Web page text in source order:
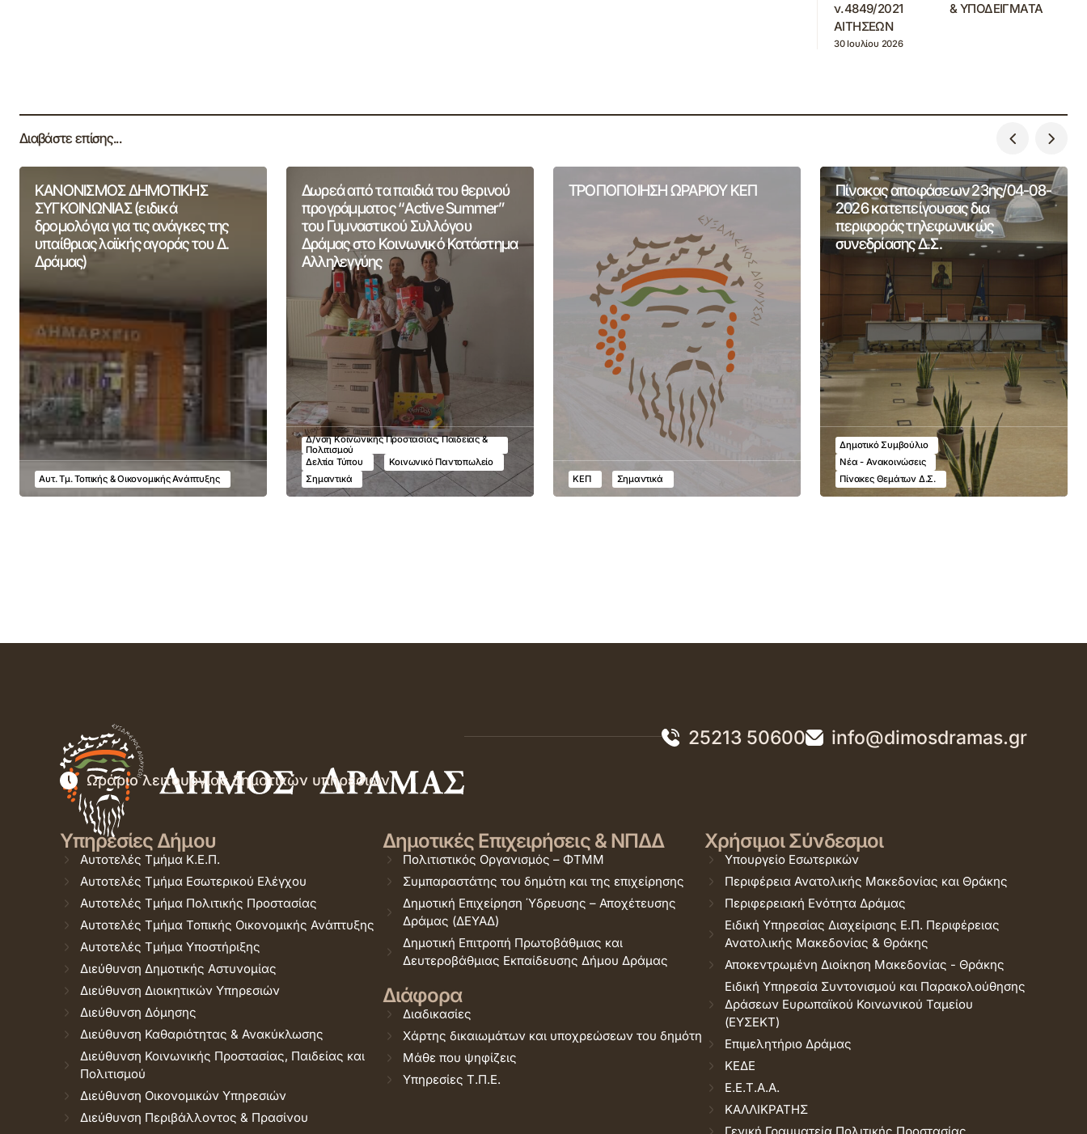
ν.4849/2021 & ΥΠΟΔΕΙΓΜΑΤΑ
ΑΙΤΗΣΕΩΝ
30 Ιουλίου 2026
Διαβάστε επίσης...
ΚΑΝΟΝΙΣΜΟΣ ΔΗΜΟΤΙΚΗΣ
ΣΥΓΚΟΙΝΩΝΙΑΣ (ειδικά
δρομολόγια για τις ανάγκες της
υπαίθριας λαϊκής αγοράς του Δ.
Δράμας)
Αυτ. Τμ. Τοπικής & Οικονομικής Ανάπτυξης
Δωρεά από τα παιδιά του θερινού
προγράμματος “Active Summer”
του Γυμναστικού Συλλόγου
Δράμας στο Κοινωνικό Κατάστημα
Αλληλεγγύης
Δ/νση Κοινωνικής Προστασίας, Παιδείας &
Πολιτισμού
Δελτία Τύπου
Κοινωνικό Παντοπωλείο
Σημαντικά
ΤΡΟΠΟΠΟΙΗΣΗ ΩΡΑΡΙΟΥ ΚΕΠ
ΚΕΠ Σημαντικά
Πίνακας αποφάσεων 23ης/04-08-
2026 κατεπείγουσας δια
περιφοράς τηλεφωνικώς
συνεδρίασης Δ.Σ.
Δημοτικό Συμβούλιο
Νέα - Ανακοινώσεις
Πίνακες Θεμάτων Δ.Σ.
25213 50600 info@dimosdramas.gr
Ωράριο λειτουργίας δημοτικών υπηρεσιών
Υπηρεσίες Δήμου
Αυτοτελές Τμήμα Κ.Ε.Π.
Αυτοτελές Τμήμα Εσωτερικού Ελέγχου
Αυτοτελές Τμήμα Πολιτικής Προστασίας
Αυτοτελές Τμήμα Τοπικής Οικονομικής Ανάπτυξης
Αυτοτελές Τμήμα Υποστήριξης
Διεύθυνση Δημοτικής Αστυνομίας
Διεύθυνση Διοικητικών Υπηρεσιών
Διεύθυνση Δόμησης
Διεύθυνση Καθαριότητας & Ανακύκλωσης
Διεύθυνση Κοινωνικής Προστασίας, Παιδείας και
Πολιτισμού
Διεύθυνση Οικονομικών Υπηρεσιών
Διεύθυνση Περιβάλλοντος & Πρασίνου
Δημοτικές Επιχειρήσεις & ΝΠΔΔ
Πολιτιστικός Οργανισμός – ΦΤΜΜ
Συμπαραστάτης του δημότη και της επιχείρησης
Δημοτική Επιχείρηση Ύδρευσης – Αποχέτευσης
Δράμας (ΔΕΥΑΔ)
Δημοτική Επιτροπή Πρωτοβάθμιας και
Δευτεροβάθμιας Εκπαίδευσης Δήμου Δράμας
Διάφορα
Διαδικασίες
Χάρτης δικαιωμάτων και υποχρεώσεων του δημότη
Μάθε που ψηφίζεις
Υπηρεσίες Τ.Π.Ε.
Χρήσιμοι Σύνδεσμοι
Υπουργείο Εσωτερικών
Περιφέρεια Ανατολικής Μακεδονίας και Θράκης
Περιφερειακή Ενότητα Δράμας
Ειδική Υπηρεσίας Διαχείρισης Ε.Π. Περιφέρειας
Ανατολικής Μακεδονίας & Θράκης
Αποκεντρωμένη Διοίκηση Μακεδονίας - Θράκης
Ειδική Υπηρεσία Συντονισμού και Παρακολούθησης
Δράσεων Ευρωπαϊκού Κοινωνικού Ταμείου
(ΕΥΣΕΚΤ)
Επιμελητήριο Δράμας
ΚΕΔΕ
Ε.Ε.Τ.Α.Α.
ΚΑΛΛΙΚΡΑΤΗΣ